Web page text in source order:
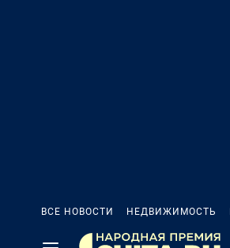
ВСЕ НОВОСТИ НЕДВИЖИМОСТЬ